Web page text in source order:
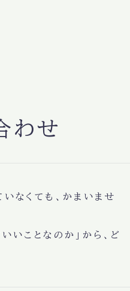
わせ
なくても、かまいませ
いことなのか」から、ど